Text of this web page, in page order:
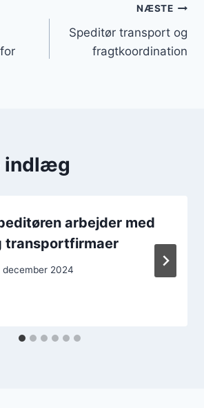
NÆSTE
Speditør transport og
fragtkoordination
indlæg
arbejder med
transportfirmaer
december 2024